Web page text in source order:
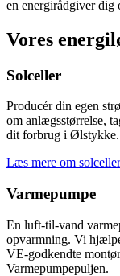
en energirådgiver
Vores
Solceller
Producér din egen
om anlægsstørrelse,
dit forbrug i Ølstykke.
Læs mere om
Varmepumpe
En luft-til-vand
opvarmning. Vi
VE-godkendte
Varmepumpepuljen.